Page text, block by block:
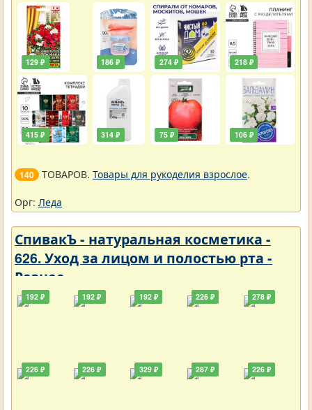
129 ₽
415 ₽
186 ₽
314 ₽
274 ₽
75 ₽
218 ₽
106 ₽
140 ТОВАРОВ. Товары для рукоделия взрослое.
Орг: Леда
СпивакЪ - натуральная косметика -
626. Уход за лицом и полостью рта -
Разное
192 ₽
226 ₽
192 ₽
226 ₽
192 ₽
329 ₽
226 ₽
287 ₽
278 ₽
226 ₽